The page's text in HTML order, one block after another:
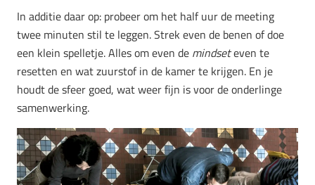
In additie daar op: probeer om het half uur de meeting
twee minuten stil te leggen. Strek even de benen of doe
een klein spelletje. Alles om even de mindseteven te
resetten en wat zuurstof in de kamer te krijgen. En je
houdt de sfeer goed, wat weer fijn is voor de onderlinge
samenwerking.